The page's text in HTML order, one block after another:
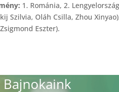
1. Románia, 2.
Szilvia, Oláh Csilla, Zhou
Eszter).
Bajnokaink